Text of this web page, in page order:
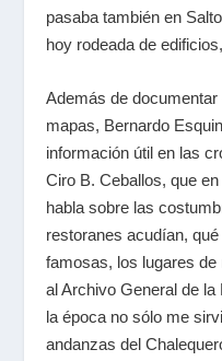
pasaba también en
hoy rodeada de
Además de
mapas, Bernardo
información útil en las
Ciro B. Ceballos, que
habla sobre las
restoranes acudían,
famosas, los lugares de
al Archivo General de
la época no sólo me
andanzas del